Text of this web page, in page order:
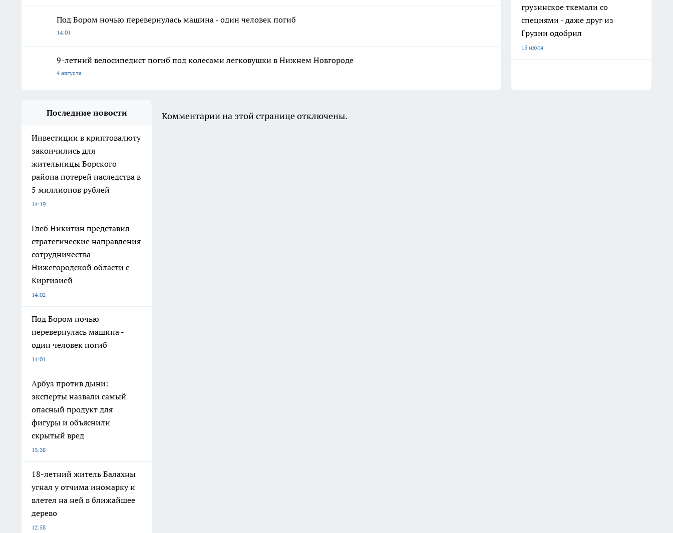
Под Бором ночью перевернулась машина - один человек погиб
14:01
9-летний велосипедист погиб под колесами легковушки в Нижнем Новгороде
4 августа
грузинское ткемали со
специями - даже друг из
Грузии одобрил
13 июля
Последние новости
Инвестиции в криптовалюту
закончились для
жительницы Борского
района потерей наследства в
5 миллионов рублей
14:19
Глеб Никитин представил
стратегические направления
сотрудничества
Нижегородской области с
Киргизией
14:02
Под Бором ночью
перевернулась машина -
один человек погиб
14:01
Арбуз против дыни:
эксперты назвали самый
опасный продукт для
фигуры и объяснили
скрытый вред
13:38
18-летний житель Балахны
угнал у отчима иномарку и
влетел на ней в ближайшее
дерево
12:58
Комментарии на этой странице отключены.